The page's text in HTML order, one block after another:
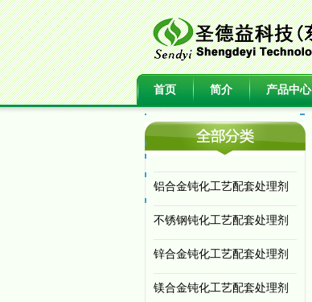
首页 简介 产品中心
铝合金钝化工艺配套处理剂
不锈钢钝化工艺配套处理剂
锌合金钝化工艺配套处理剂
镁合金钝化工艺配套处理剂